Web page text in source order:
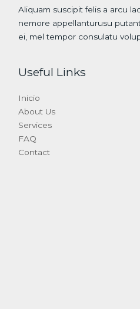
Aliquam suscipit felis a arcu
nemore appellanturusu
ei, mel tempor consulatu
Useful Links
Inicio
About Us
Services
FAQ
Contact